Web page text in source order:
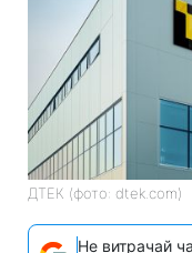
ДТЕК (фото: dtek.com)
Не витрачай